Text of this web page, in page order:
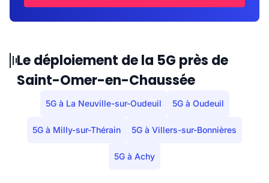
Le déploiement de la 5G près de
Saint-Omer-en-Chaussée
5G à La Neuville-sur-Oudeuil 5G à Oudeuil
5G à Milly-sur-Thérain 5G à Villers-sur-Bonnières
5G à Achy